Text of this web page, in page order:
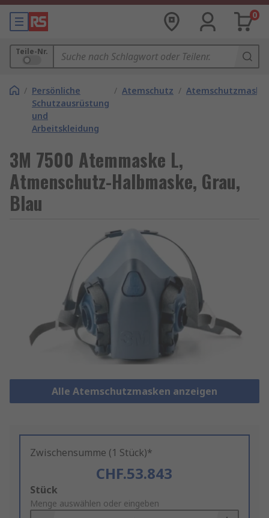
0
Teile-Nr.
/ Persönliche
Schutzausrüstung
und
Arbeitskleidung
/ Atemschutz /
3M 7500 Atemmaske L,
Atmenschutz-Halbmaske, Grau,
Blau
Alle Atemschutzmasken anzeigen
Zwischensumme (1 Stück)*
CHF.53.843
Add
to
Stück
Menge auswählen oder eingeben